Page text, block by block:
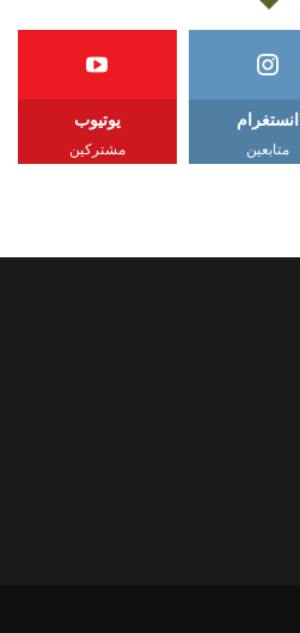
انستغرام
متابعين
يوتيوب
مشتركين